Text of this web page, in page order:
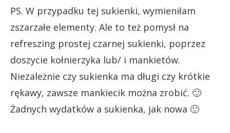
PS. W przypadku tej sukienki, wymieniłam
zszarzałe elementy. Ale to też pomysł na
refreszing prostej czarnej sukienki, poprzez
doszycie kołnierzyka lub/ i mankietów.
Niezależnie czy sukienka ma długi czy krótkie
rękawy, zawsze mankiecik można zrobić. 🙂
Żadnych wydatków a sukienka, jak nowa 🙂